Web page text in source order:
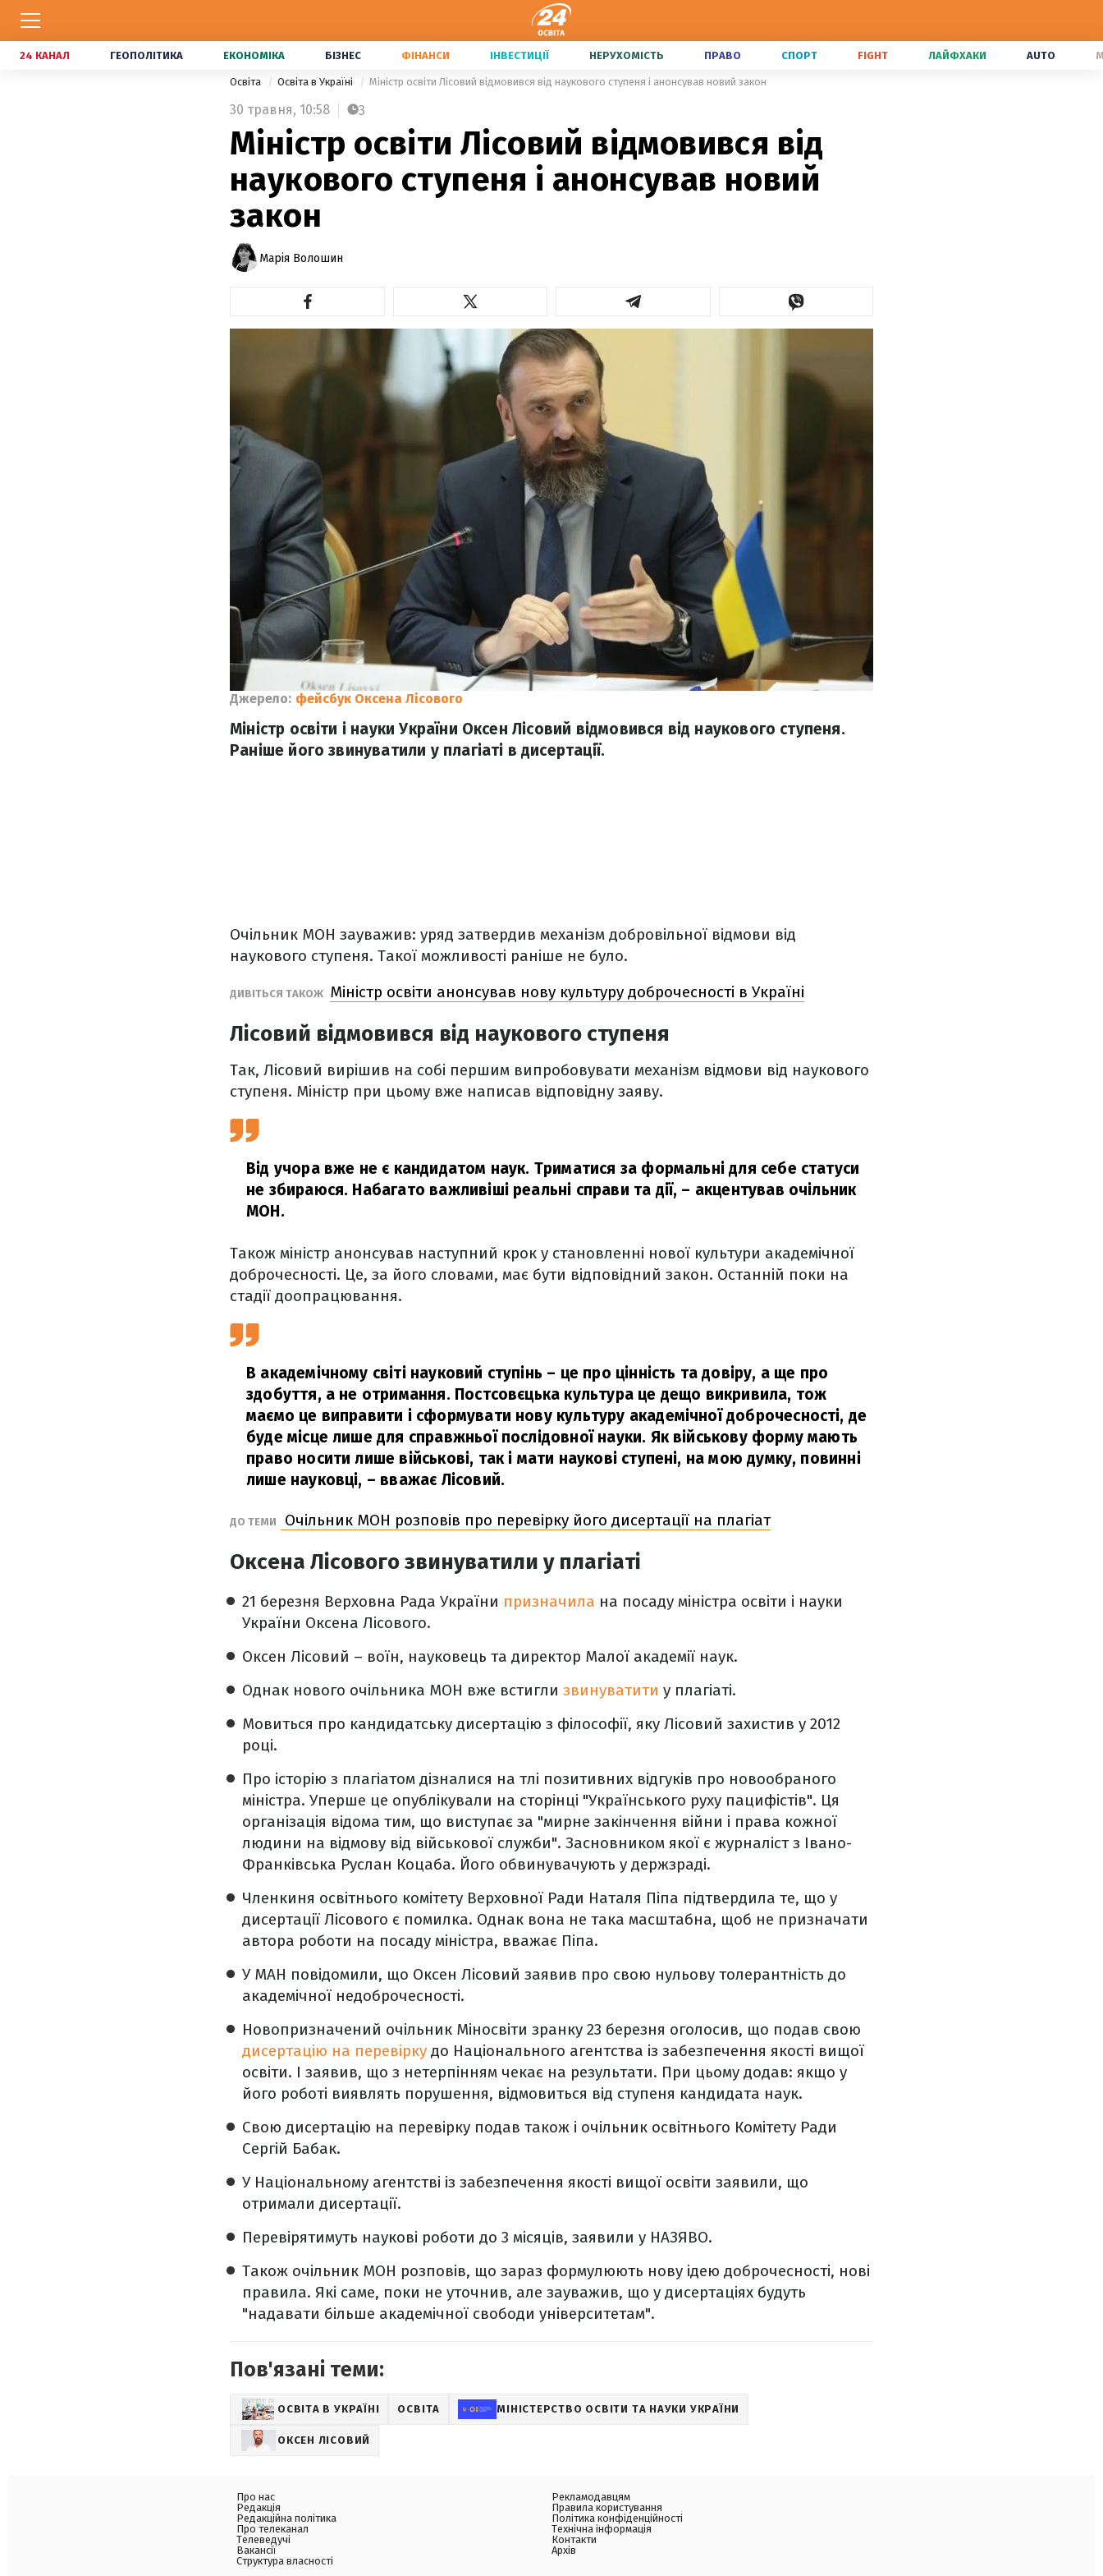
24 КАНАЛ ГЕОПОЛІТИКА ЕКОНОМІКА БІЗНЕС ФІНАНСИ ІНВЕСТИЦІЇ НЕРУХОМІСТЬ ПРАВО СПОРТ FIGHT ЛАЙФХАКИ AUTO
Освіта Освіта в Україні Міністр освіти Лісовий відмовився від наукового ступеня і анонсував новий закон
30 травня, 10:58 3
Міністр освіти Лісовий відмовився від
наукового ступеня і анонсував новий
закон
Марія Волошин
Джерело: фейсбук Оксена Лісового
Міністр освіти і науки України Оксен Лісовий відмовився від наукового ступеня.
Раніше його звинуватили у плагіаті в дисертації.
Очільник МОН зауважив: уряд затвердив механізм добровільної відмови від
наукового ступеня. Такої можливості раніше не було.
ДИВІТЬСЯ ТАКОЖ Міністр освіти анонсував нову культуру доброчесності в Україні
Лісовий відмовився від наукового ступеня
Так, Лісовий вирішив на собі першим випробовувати механізм відмови від наукового
ступеня. Міністр при цьому вже написав відповідну заяву.
Від учора вже не є кандидатом наук. Триматися за формальні для себе статуси
не збираюся. Набагато важливіші реальні справи та дії, – акцентував очільник
МОН.
Також міністр анонсував наступний крок у становленні нової культури академічної
доброчесності. Це, за його словами, має бути відповідний закон. Останній поки на
стадії доопрацювання.
В академічному світі науковий ступінь – це про цінність та довіру, а ще про
здобуття, а не отримання. Постсовєцька культура це дещо викривила, тож
маємо це виправити і сформувати нову культуру академічної доброчесності, де
буде місце лише для справжньої послідовної науки. Як військову форму мають
право носити лише військові, так і мати наукові ступені, на мою думку, повинні
лише науковці, – вважає Лісовий.
ДО ТЕМИ Очільник МОН розповів про перевірку його дисертації на плагіат
Оксена Лісового звинуватили у плагіаті
21 березня Верховна Рада України призначила на посаду міністра освіти і науки
України Оксена Лісового.
Оксен Лісовий – воїн, науковець та директор Малої академії наук.
Однак нового очільника МОН вже встигли звинуватити у плагіаті.
Мовиться про кандидатську дисертацію з філософії, яку Лісовий захистив у 2012
році.
Про історію з плагіатом дізналися на тлі позитивних відгуків про новообраного
міністра. Уперше це опублікували на сторінці "Українського руху пацифістів". Ця
організація відома тим, що виступає за "мирне закінчення війни і права кожної
людини на відмову від військової служби". Засновником якої є журналіст з Івано-
Франківська Руслан Коцаба. Його обвинувачують у держзраді.
Членкиня освітнього комітету Верховної Ради Наталя Піпа підтвердила те, що у
дисертації Лісового є помилка. Однак вона не така масштабна, щоб не призначати
автора роботи на посаду міністра, вважає Піпа.
У МАН повідомили, що Оксен Лісовий заявив про свою нульову толерантність до
академічної недоброчесності.
Новопризначений очільник Міносвіти зранку 23 березня оголосив, що подав свою
дисертацію на перевірку до Національного агентства із забезпечення якості вищої
освіти. І заявив, що з нетерпінням чекає на результати. При цьому додав: якщо у
його роботі виявлять порушення, відмовиться від ступеня кандидата наук.
Свою дисертацію на перевірку подав також і очільник освітнього Комітету Ради
Сергій Бабак.
У Національному агентстві із забезпечення якості вищої освіти заявили, що
отримали дисертації.
Перевірятимуть наукові роботи до 3 місяців, заявили у НАЗЯВО.
Також очільник МОН розповів, що зараз формулюють нову ідею доброчесності, нові
правила. Які саме, поки не уточнив, але зауважив, що у дисертаціях будуть
"надавати більше академічної свободи університетам".
Пов'язані теми:
ОСВІТА В УКРАЇНІ ОСВІТА МІНІСТЕРСТВО ОСВІТИ ТА НАУКИ УКРАЇНИ
ОКСЕН ЛІСОВИЙ
Про нас
Редакція
Редакційна політика
Про телеканал
Телеведучі
Вакансії
Структура власності
Рекламодавцям
Правила користування
Політика конфіденційності
Технічна інформація
Контакти
Архів